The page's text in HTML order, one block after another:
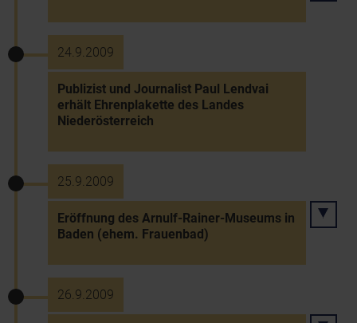
24.9.2009
Publizist und Journalist Paul Lendvai
erhält Ehrenplakette des Landes
Niederösterreich
25.9.2009
Eröffnung des Arnulf-Rainer-Museums in
Baden (ehem. Frauenbad)
26.9.2009